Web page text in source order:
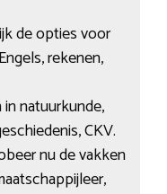
de opties voor
rekenen,
natuurkunde,
CKV.
nu de vakken